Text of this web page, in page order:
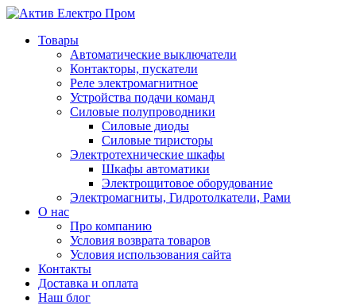
Товары
Автоматические выключатели
Контакторы, пускатели
Реле электромагнитное
Устройства подачи команд
Силовые полупроводники
Силовые диоды
Силовые тиристоры
Электротехнические шкафы
Шкафы автоматики
Электрощитовое оборудование
Электромагниты, Гидротолкатели, Рами
О нас
Про компанию
Условия возврата товаров
Условия использования сайта
Контакты
Доставка и оплата
Наш блог